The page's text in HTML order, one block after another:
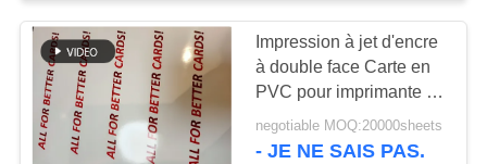
PRIVACY
POLICY
Impression à jet d'encre
à double face Carte en
PVC pour imprimante à
jet d'encre Epson et
Cannon Tolérance de
negotiable MOQ:20000sheets
- JE NE SAIS PAS.